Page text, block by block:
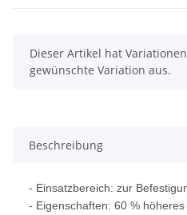
x
Dieser Artikel hat
gewünschte Variation aus.
Beschreibung
- Einsatzbereich: zur
- Eigenschaften: 60 %